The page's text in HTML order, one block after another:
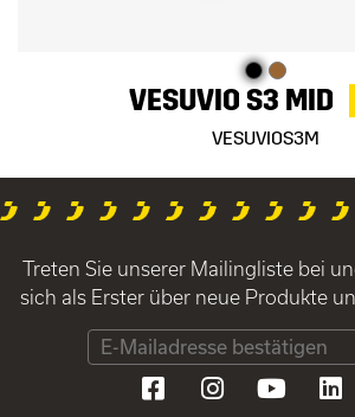
VESUVIO S3 MID
VESUVIOS3M
Treten Sie unserer Mailingliste bei
sich als Erster über neue Produkte